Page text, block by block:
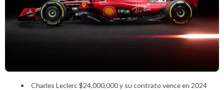
Charles Leclerc $24,000,000 y su contrato vence en 2024